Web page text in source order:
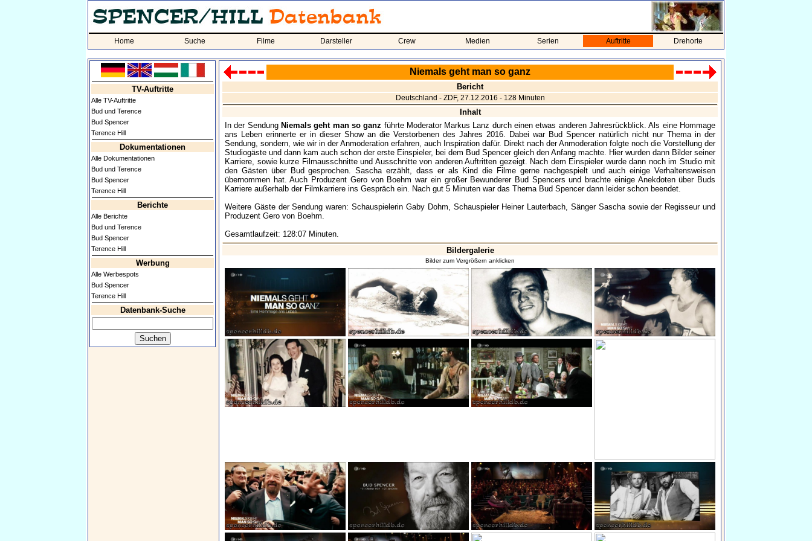
Home Suche Filme Darsteller Crew Medien Serien Auftritte Drehorte
TV-Auftritte
Alle TV-Auftritte
Bud und Terence
Bud Spencer
Terence Hill
Dokumentationen
Alle Dokumentationen
Bud und Terence
Bud Spencer
Terence Hill
Berichte
Alle Berichte
Bud und Terence
Bud Spencer
Terence Hill
Werbung
Alle Werbespots
Bud Spencer
Terence Hill
Datenbank-Suche
Niemals geht man so ganz
Bericht
Deutschland - ZDF, 27.12.2016 - 128 Minuten
Inhalt
In der Sendung Niemals geht man so ganz führte Moderator Markus Lanz durch einen etwas anderen Jahresrückblick. Als eine Hommage
ans Leben erinnerte er in dieser Show an die Verstorbenen des Jahres 2016. Dabei war Bud Spencer natürlich nicht nur Thema in der
Sendung, sondern, wie wir in der Anmoderation erfahren, auch Inspiration dafür. Direkt nach der Anmoderation folgte noch die Vorstellung der
Studiogäste und dann kam auch schon der erste Einspieler, bei dem Bud Spencer gleich den Anfang machte. Hier wurden dann Bilder seiner
Karriere, sowie kurze Filmausschnitte und Ausschnitte von anderen Auftritten gezeigt. Nach dem Einspieler wurde dann noch im Studio mit
den Gästen über Bud gesprochen. Sascha erzählt, dass er als Kind die Filme gerne nachgespielt und auch einige Verhaltensweisen
übernommen hat. Auch Produzent Gero von Boehm war ein großer Bewunderer Bud Spencers und brachte einige Anekdoten über Buds
Karriere außerhalb der Filmkarriere ins Gespräch ein. Nach gut 5 Minuten war das Thema Bud Spencer dann leider schon beendet.
Weitere Gäste der Sendung waren: Schauspielerin Gaby Dohm, Schauspieler Heiner Lauterbach, Sänger Sascha sowie der Regisseur und
Produzent Gero von Boehm.
Gesamtlaufzeit: 128:07 Minuten.
Bildergalerie
Bilder zum Vergrößern anklicken